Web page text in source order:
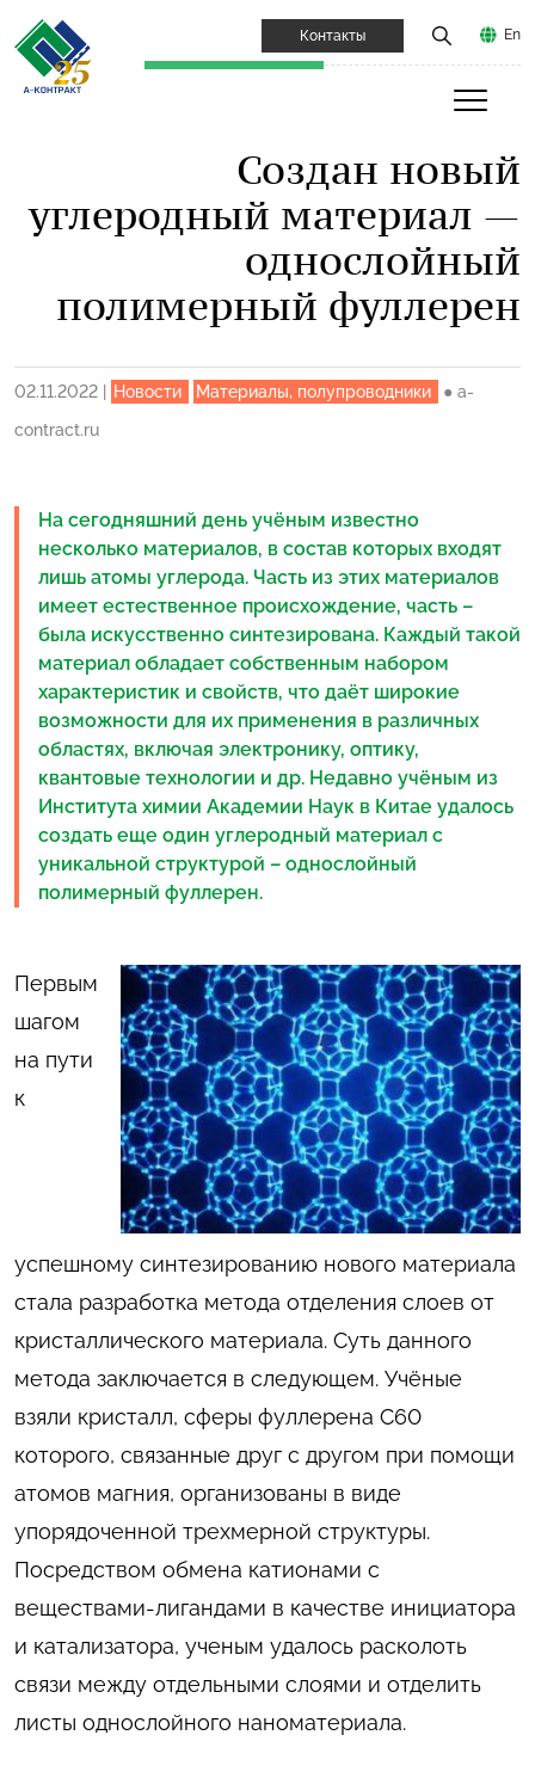
Контакты En
Создан новый
углеродный материал —
однослойный
полимерный фуллерен
02.11.2022 Новости Материалы, полупроводники ● a-
contract.ru
На сегодняшний день учёным известно
несколько материалов, в состав которых входят
лишь атомы углерода. Часть из этих материалов
имеет естественное происхождение, часть –
была искусственно синтезирована. Каждый такой
материал обладает собственным набором
характеристик и свойств, что даёт широкие
возможности для их применения в различных
областях, включая электронику, оптику,
квантовые технологии и др. Недавно учёным из
Института химии Академии Наук в Китае удалось
создать еще один углеродный материал с
уникальной структурой – однослойный
полимерный фуллерен.
Первым
шагом
на пути
к
успешному синтезированию нового материала
стала разработка метода отделения слоев от
кристаллического материала. Суть данного
метода заключается в следующем. Учёные
взяли кристалл, сферы фуллерена C60
которого, связанные друг с другом при помощи
атомов магния, организованы в виде
упорядоченной трехмерной структуры.
Посредством обмена катионами с
веществами-лигандами в качестве инициатора
и катализатора, ученым удалось расколоть
связи между отдельными слоями и отделить
листы однослойного наноматериала.